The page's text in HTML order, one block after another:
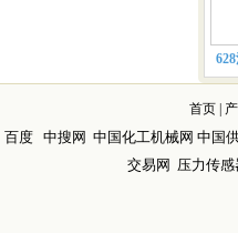
首页
百度 中搜网 中国化工机械网 中国
交易网 压力传感